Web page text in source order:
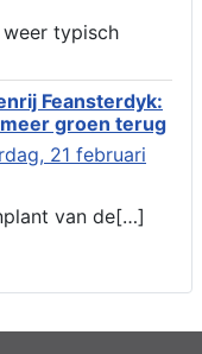
boarnsw?l
voor het -
objecten in of bij
niet zijnde de
in beheer bij het rijk
veranderen
ljouwerterdyk
it weidl?n
typisch
Feansterdyk:
groen terug
21 februari
van de[…]